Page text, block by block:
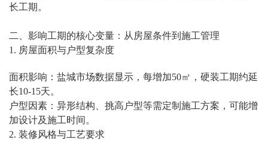
长工期。
二、影响工期的核心变量：从房屋条件到施工管理
1. 房屋面积与户型复杂度
面积影响：盐城市场数据显示，每增加50㎡，硬装工期约延
长10-15天。
户型因素：异形结构、挑高户型等需定制施工方案，可能增
加设计及施工时间。
2. 装修风格与工艺要求